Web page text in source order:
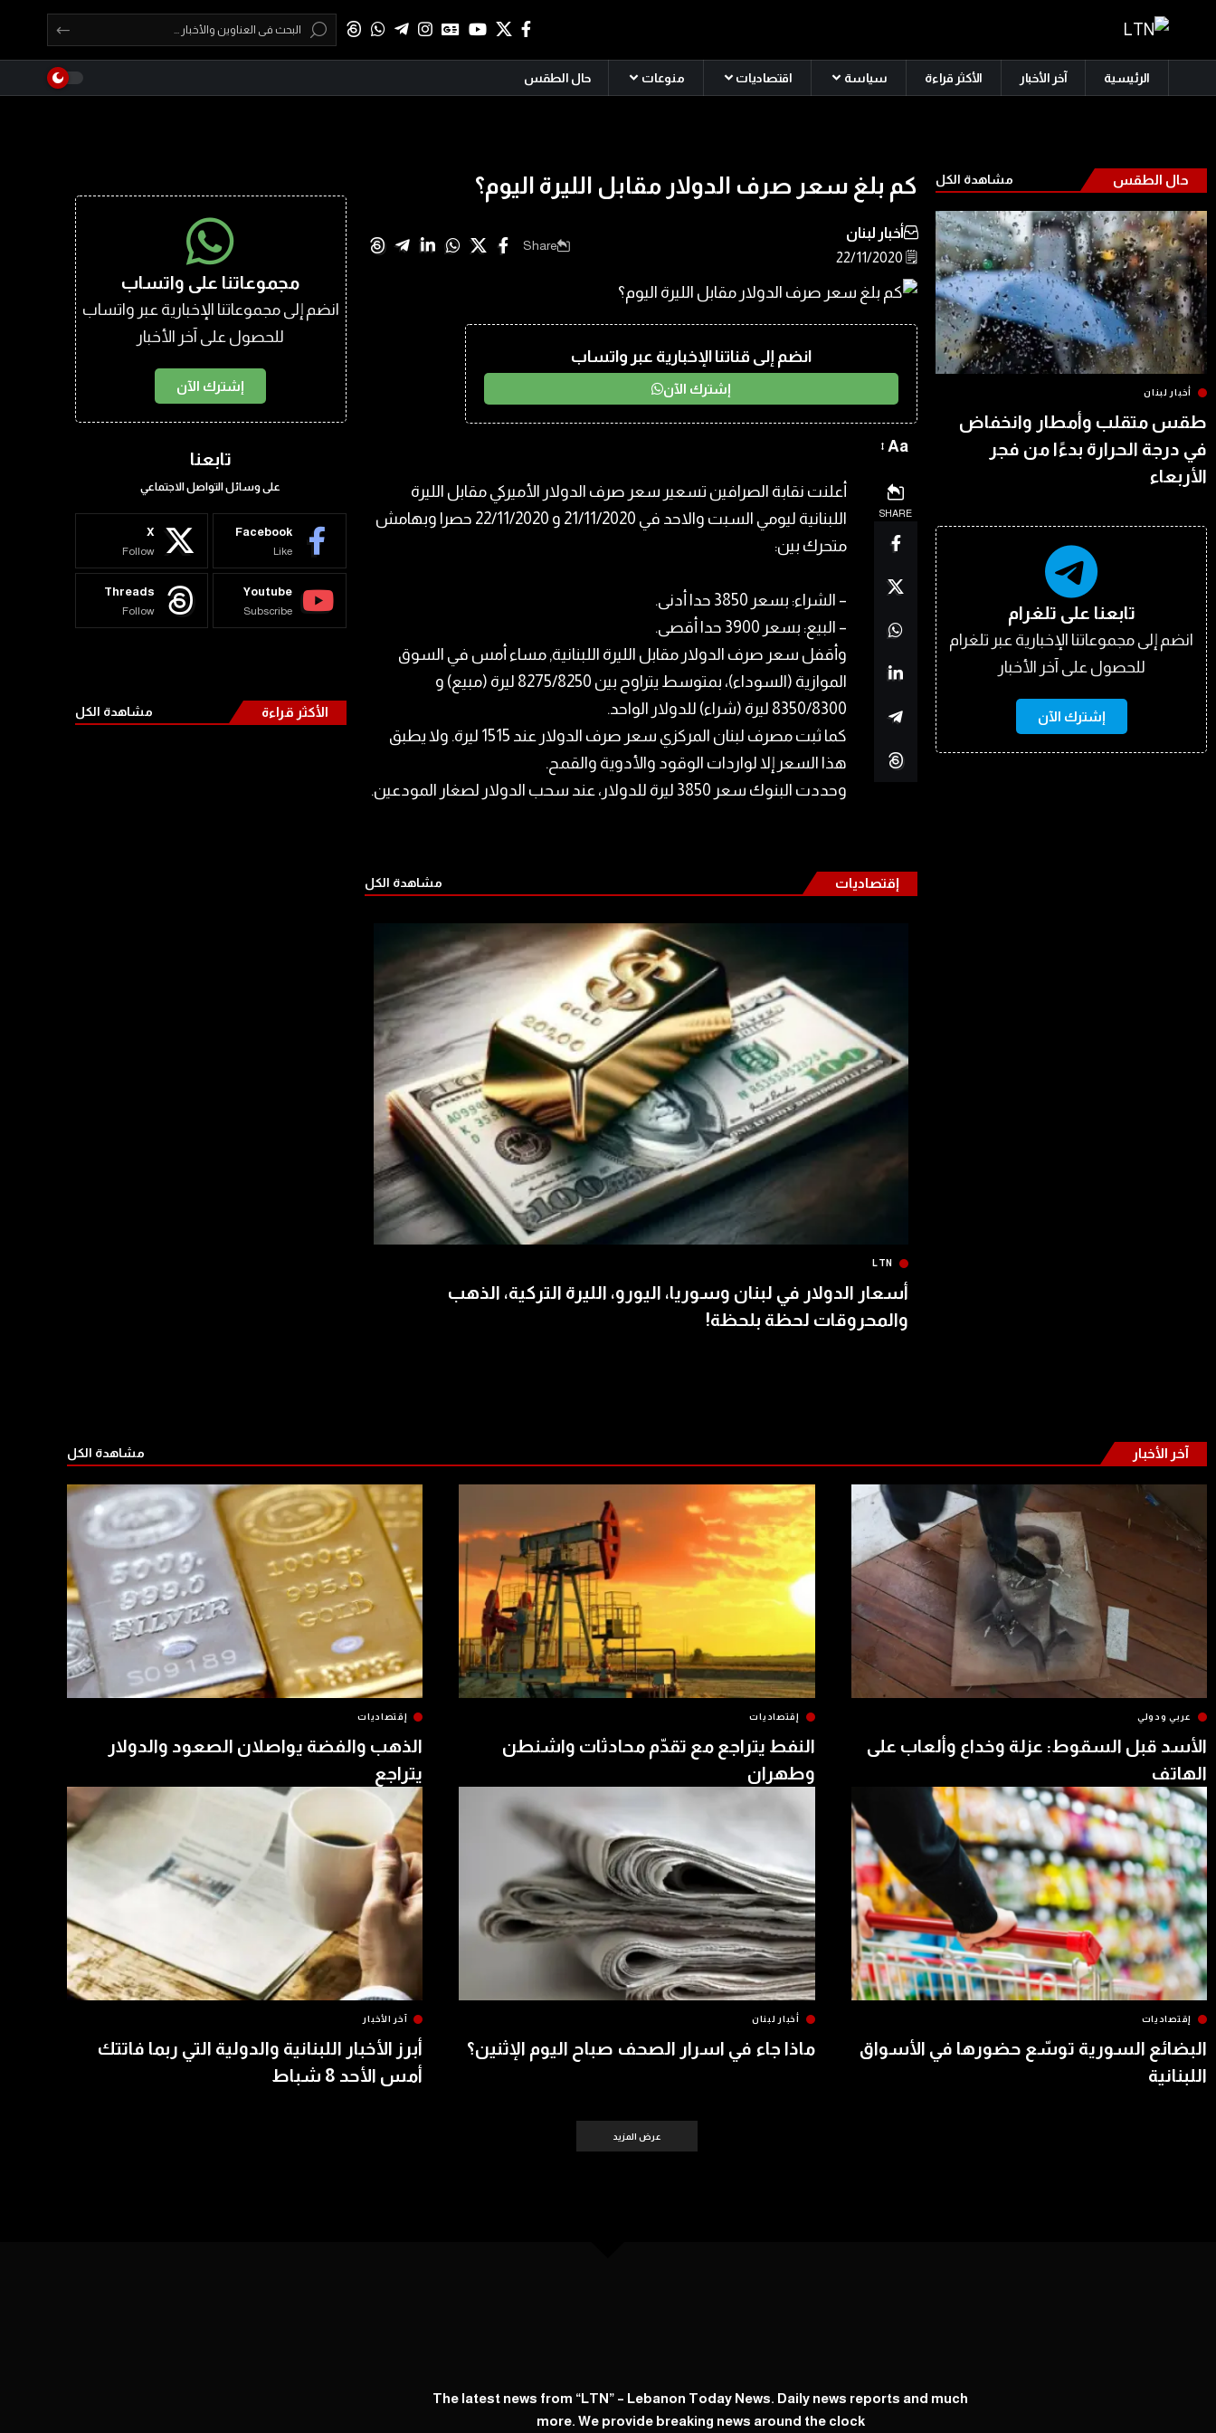
الرئيسية آخر الأخبار الأكثر قراءة سياسة اقتصاديات منوعات حال الطقس
حال الطقس مشاهدة الكل
أخبار لبنان
طقس متقلب وأمطار وانخفاض
في درجة الحرارة بدءًا من فجر
الأربعاء
تابعنا على تلغرام
انضم إلى مجموعاتنا الإخبارية عبر تلغرام
للحصول على آخر الأخبار
إشترك الآن
كم بلغ سعر صرف الدولار مقابل الليرة اليوم؟
🗒️ 22/11/2020
أخبار لبنان
Share
انضم إلى قناتنا الإخبارية عبر واتساب
إشترك الآن
Aa
SHARE
أعلنت نقابة الصرافين تسعير سعر صرف الدولار الأميركي مقابل الليرة
اللبنانية ليومي السبت والاحد في 21/11/2020 و 22/11/2020 حصرا وبهامش
متحرك بين:
– الشراء: بسعر 3850 حدا أدنى.
– البيع: بسعر 3900 حدا أقصى.
وأقفل سعر صرف الدولار مقابل الليرة اللبنانية, مساء أمس في السوق
الموازية (السوداء)
، بمتوسط يتراوح بين 8275/8250 ليرة (مبيع) و
8350/8300 ليرة (شراء) للدولار الواحد.
كما ثبت مصرف لبنان
المركزي سعر صرف الدولار عند 1515 ليرة. ولا يطبق
هذا السعر إلا لواردات الوقود والأدوية والقمح.
وحددت البنوك سعر 3850 ليرة للدولار، عند سحب الدولار لصغار المودعين.
إقتصاديات مشاهدة الكل
LTN
أسعار الدولار في لبنان وسوريا، اليورو، الليرة التركية، الذهب
والمحروقات لحظة بلحظة!
مجموعاتنا على واتساب
انضم إلى مجموعاتنا الإخبارية عبر واتساب
للحصول على آخر الأخبار
إشترك الآن
تابعنا
على وسائل التواصل الاجتماعي
Facebook
Like
X
Follow
Youtube
Subscribe
Threads
Follow
الأكثر قراءة مشاهدة الكل
آخر الأخبار مشاهدة الكل
عربي ودولي
الأسد قبل السقوط: عزلة وخداع وألعاب على
الهاتف
إقتصاديات
النفط يتراجع مع تقدّم محادثات واشنطن
وطهران
إقتصاديات
الذهب والفضة يواصلان الصعود والدولار
يتراجع
إقتصاديات
البضائع السورية توسّع حضورها في الأسواق
اللبنانية
أخبار لبنان
ماذا جاء في اسرار الصحف صباح اليوم الإثنين؟
آخر الأخبار
أبرز الأخبار اللبنانية والدولية التي ربما فاتتك
أمس الأحد 8 شباط
عرض المزيد
The latest news from “LTN” – Lebanon Today News. Daily news reports and much
more. We provide breaking news around the clock